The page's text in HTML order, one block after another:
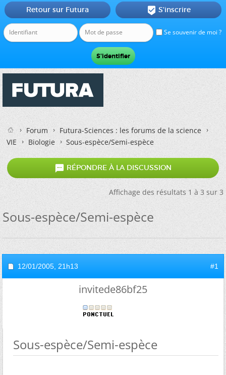
Se souvenir de moi ?
Retour sur Futura  S'inscrire
Forum
Futura-Sciences : les forums de la science
VIE
Biologie Sous-espèce/Semi-espèce
 RÉPONDRE À LA DISCUSSION
Affichage des résultats 1 à 3 sur 3
Sous-espèce/Semi-espèce
12/01/2005, 21h13 #1
invitede86bf25
Sous-espèce/Semi-espèce